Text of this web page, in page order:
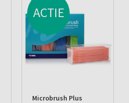
ACTIE
Microbrush Plus